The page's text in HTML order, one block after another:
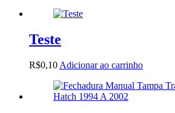
Teste
R$0,10 Adicionar ao carrinho